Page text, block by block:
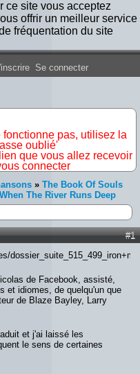
ce site vous acceptez
offrir un meilleur service
fréquentation du site
France
Se connecter
pas, utilisez la
oublié'
que vous allez recevoir
connecter
» The Book Of Souls
The River Runs Deep
#1
de Facebook, assisté,
et idiomes, de quelqu'un que
de Blaze Bayley, Larry
et j'ai laissé les
le sens de certaines